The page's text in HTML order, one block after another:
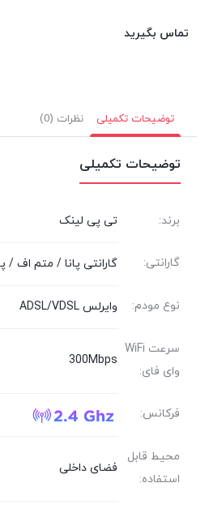
پورت USB ::
تماس بگیرید
توضیحات تکمیلی نظرات (0)
توضیحات تکمیلی
برند: تی پی لینک
گارانتی: گارانتی پانا / متم اف /
نوع مودم: وایرلس ADSL/VDSL
سرعت WiFi
وای فای:
300Mbps
فرکانس:
محیط قابل
استفاده:
فضای داخلی